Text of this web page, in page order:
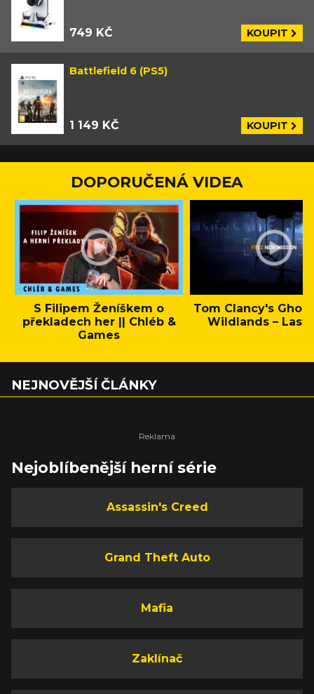
749 KČ KOUPIT
Battlefield 6 (PS5)
1 149 KČ KOUPIT
DOPORUČENÁ VIDEA
S Filipem Ženíškem o
překladech her || Chléb &
Games
Tom Clancy's
Wildlands – Last
NEJNOVĚJŠÍ ČLÁNKY
Nejoblíbenější herní série
Assassin's Creed
Grand Theft Auto
Mafia
Zaklínač